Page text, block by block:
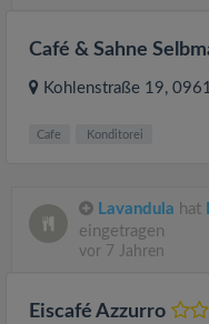
Café & Sahne
Kohlenstraße 19,
Cafe Konditorei
Lavandula hat
eingetragen
vor 7 Jahren
Eiscafé Azzurro